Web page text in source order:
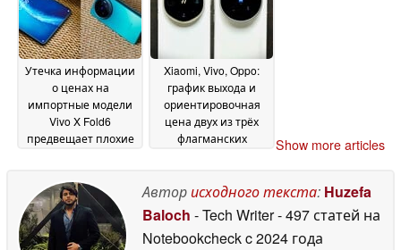
Утечка информации
о ценах на
импортные модели
Vivo X Fold6
предвещает плохие
Samsung Galaxy Z
Fold 8 Ultra в июле
June 2026
Xiaomi, Vivo, Oppo:
график выхода и
ориентировочная
цена двух из трёх
флагманских
18 June 2026
Show more articles
Авторисходного текста: Huzefa
Baloch - Tech Writer- 497 статей на
Notebookcheckc 2024 года